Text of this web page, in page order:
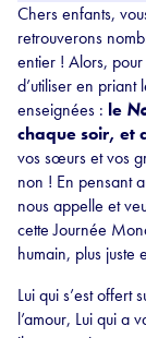
Chers enfants,
retrouverons
entier ! Alors,
d’utiliser en priant
enseignées : le
chaque soir, et
vos sœurs et vos
non ! En pensant
nous appelle et
cette Journée
humain, plus juste
Lui qui s’est offert
l’amour, Lui qui a